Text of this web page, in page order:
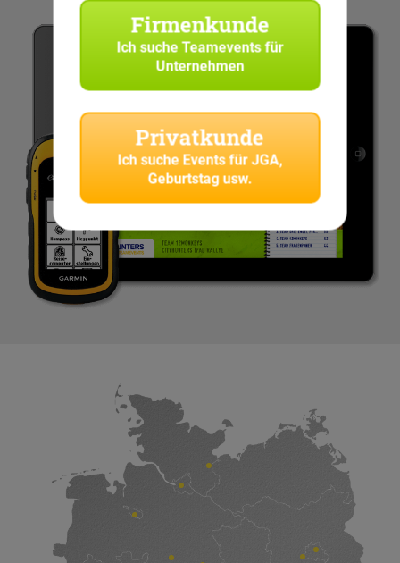
Firmenkunde
Ich sucheTeamevents für
Unternehmen
Privatkunde
Ich suche Events für JGA,
Geburtstag usw.